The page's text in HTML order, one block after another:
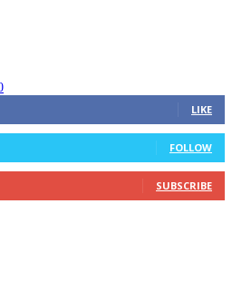
LIKE
FOLLOW
SUBSCRIBE